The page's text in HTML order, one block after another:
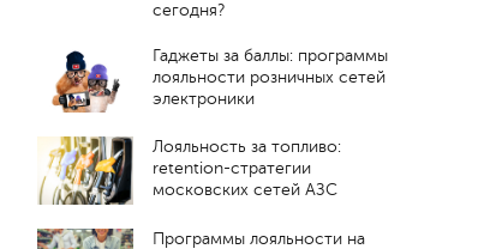
сегодня?
Гаджеты за баллы: программы
лояльности розничных сетей
электроники
Лояльность за топливо:
retention-стратегии
московских сетей АЗС
Программы лояльности на